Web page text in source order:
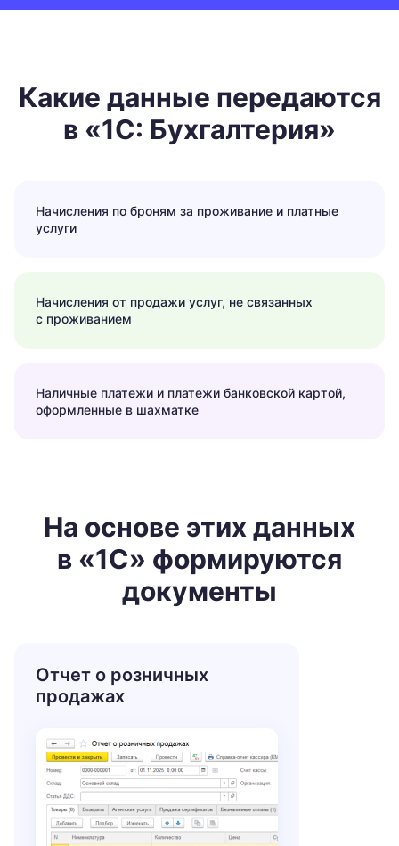
Какие данные передаются
в «1С: Бухгалтерия»
Начисления по броням за проживание и платные
услуги
Начисления от продажи услуг, не связанных
с проживанием
Наличные платежи и платежи банковской картой,
оформленные в шахматке
На основе этих данных
в «1С» формируются
документы
Отчет о розничных
продажах